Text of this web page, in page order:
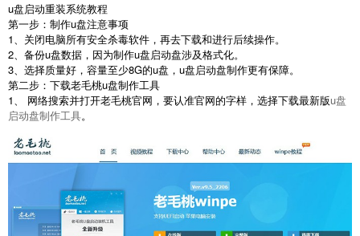
u盘启动重装系统教程
第一步：制作u盘注意事项
1、关闭电脑所有安全杀毒软件，再去下载和进行后续操作。
2、备份u盘数据，因为制作u盘启动盘涉及格式化。
3、选择质量好，容量至少8G的u盘，u盘启动盘制作更有保障。
第二步：下载老毛桃u盘制作工具
1、 网络搜索并打开老毛桃官网，要认准官网的字样，选择下载最新版u盘
启动盘制作工具。